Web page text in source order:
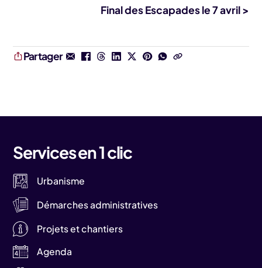
Final des Escapades le 7 avril >
Partager
Services en 1 clic
Urbanisme
Démarches administratives
Projets et chantiers
Agenda